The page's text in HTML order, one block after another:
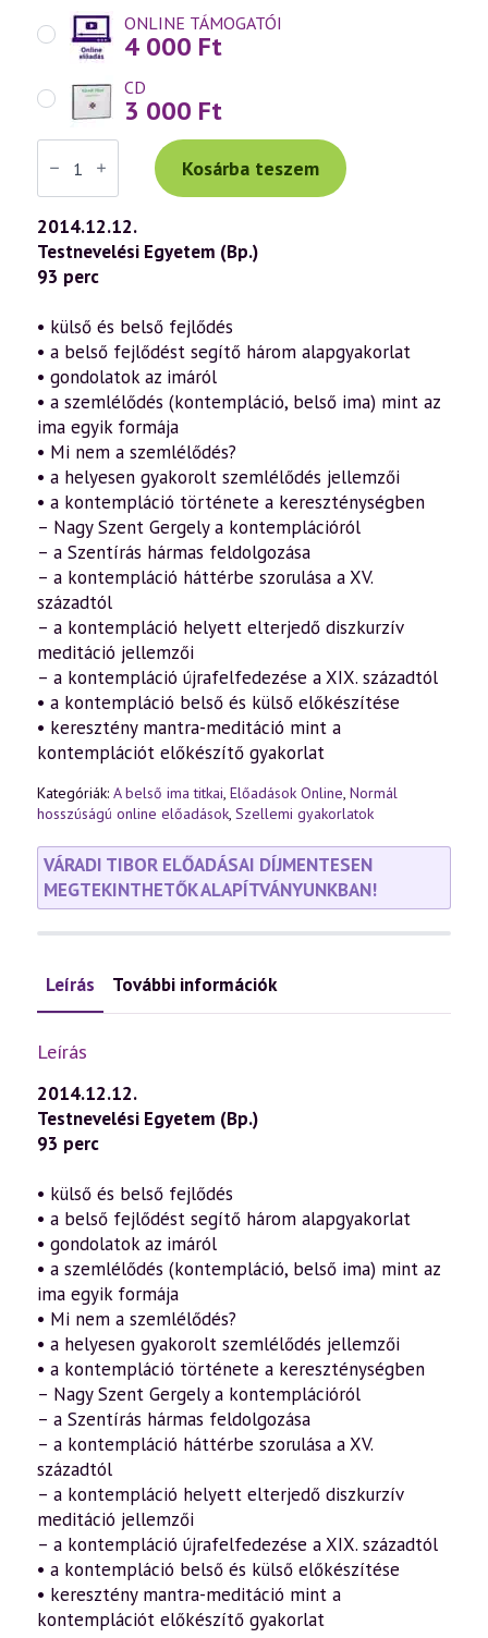
ONLINE TÁMOGATÓI
4 000 Ft
CD
3 000 Ft
Váradi
Tibor
előadás
(688)
—
A
belső
ima
titkai
A
kontempláció
jelentősége
a
keresztény
hagyományban
1.
rész
(2014.12.12.)
mennyiség
Kosárba teszem
2014.12.12.
Testnevelési Egyetem (Bp.)
93 perc
• külső és belső fejlődés
• a belső fejlődést segítő három alapgyakorlat
• gondolatok az imáról
• a szemlélődés (kontempláció, belső ima) mint az
ima egyik formája
• Mi nem a szemlélődés?
• a helyesen gyakorolt szemlélődés jellemzői
• a kontempláció története a kereszténységben
– Nagy Szent Gergely a kontemplációról
– a Szentírás hármas feldolgozása
– a kontempláció háttérbe szorulása a XV.
századtól
– a kontempláció helyett elterjedő diszkurzív
meditáció jellemzői
– a kontempláció újrafelfedezése a XIX. századtól
• a kontempláció belső és külső előkészítése
• keresztény mantra-meditáció mint a
kontemplációt előkészítő gyakorlat
Kategóriák: A belső ima titkai, Előadások Online, Normál
hosszúságú online előadások, Szellemi gyakorlatok
VÁRADI TIBOR ELŐADÁSAI DÍJMENTESEN
MEGTEKINTHETŐK ALAPÍTVÁNYUNKBAN!
Leírás További információk
Leírás
2014.12.12.
Testnevelési Egyetem (Bp.)
93 perc
• külső és belső fejlődés
• a belső fejlődést segítő három alapgyakorlat
• gondolatok az imáról
• a szemlélődés (kontempláció, belső ima) mint az
ima egyik formája
• Mi nem a szemlélődés?
• a helyesen gyakorolt szemlélődés jellemzői
• a kontempláció története a kereszténységben
– Nagy Szent Gergely a kontemplációról
– a Szentírás hármas feldolgozása
– a kontempláció háttérbe szorulása a XV.
századtól
– a kontempláció helyett elterjedő diszkurzív
meditáció jellemzői
– a kontempláció újrafelfedezése a XIX. századtól
• a kontempláció belső és külső előkészítése
• keresztény mantra-meditáció mint a
kontemplációt előkészítő gyakorlat